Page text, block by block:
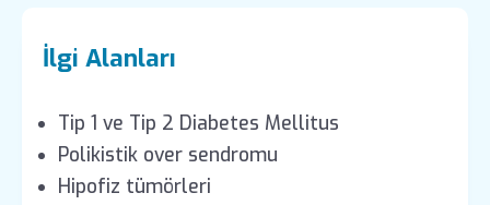
İlgi Alanları
Tip 1 ve Tip 2 Diabetes Mellitus
Polikistik over sendromu
Hipofiz tümörleri